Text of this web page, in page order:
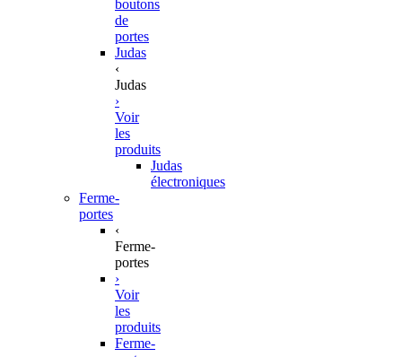
boutons
de
portes
Judas
‹
Judas
›
Voir
les
produits
Judas
électroniques
Ferme-
portes
‹
Ferme-
portes
›
Voir
les
produits
Ferme-